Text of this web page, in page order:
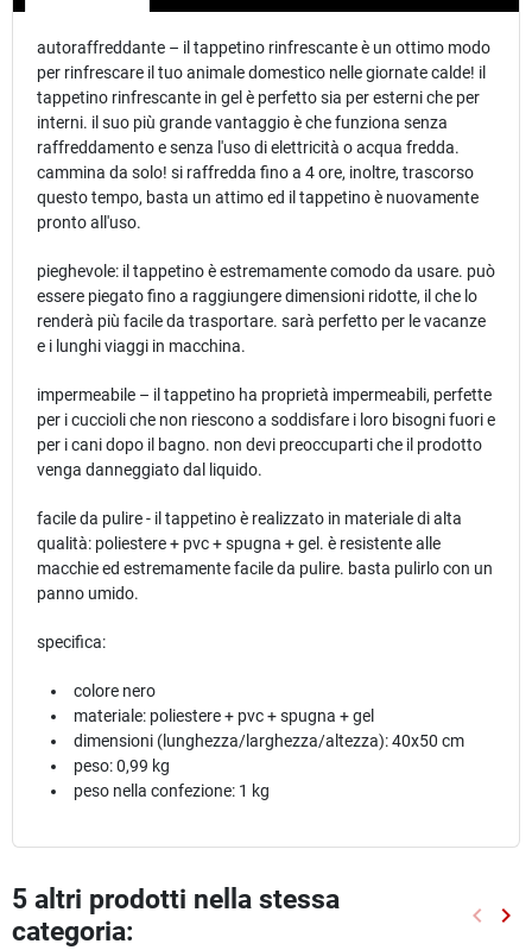
autoraffreddante – il tappetino rinfrescante è un ottimo modo
per rinfrescare il tuo animale domestico nelle giornate calde! il
tappetino rinfrescante in gel è perfetto sia per esterni che per
interni. il suo più grande vantaggio è che funziona senza
raffreddamento e senza l'uso di elettricità o acqua fredda.
cammina da solo! si raffredda fino a 4 ore, inoltre, trascorso
questo tempo, basta un attimo ed il tappetino è nuovamente
pronto all'uso.
pieghevole: il tappetino è estremamente comodo da usare. può
essere piegato fino a raggiungere dimensioni ridotte, il che lo
renderà più facile da trasportare. sarà perfetto per le vacanze
e i lunghi viaggi in macchina.
impermeabile – il tappetino ha proprietà impermeabili, perfette
per i cuccioli che non riescono a soddisfare i loro bisogni fuori e
per i cani dopo il bagno. non devi preoccuparti che il prodotto
venga danneggiato dal liquido.
facile da pulire - il tappetino è realizzato in materiale di alta
qualità: poliestere + pvc + spugna + gel. è resistente alle
macchie ed estremamente facile da pulire. basta pulirlo con un
panno umido.
specifica:
colore nero
materiale: poliestere + pvc + spugna + gel
dimensioni (lunghezza/larghezza/altezza): 40x50 cm
peso: 0,99 kg
peso nella confezione: 1 kg
5 altri prodotti nella stessa
categoria:
keyboard_arrow_left keyboard_arrow_right